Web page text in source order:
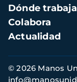
Dónde
Colabora
Actualidad
Información
de
© 2026 Manos